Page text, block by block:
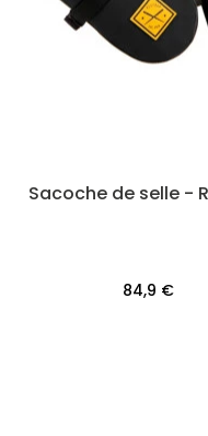
Sacoche de selle -
84,9 €